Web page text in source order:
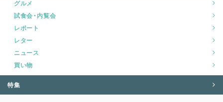
グルメ
試食会・内覧会
レポート
レター
ニュース
買い物
特集